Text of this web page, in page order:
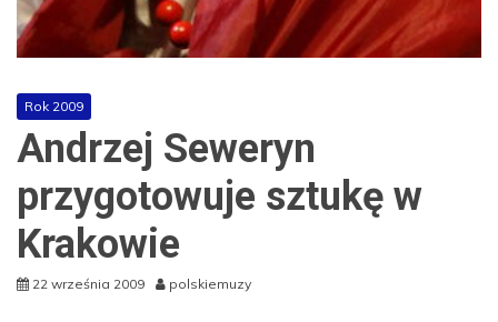
Rok 2009
Andrzej Seweryn
przygotowuje sztukę w
Krakowie
22 września 2009 polskiemuzy